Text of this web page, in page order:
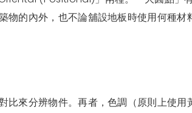
的內外，也不論舖設地板時使用何種
來分辨物件。再者，色調（原則上使